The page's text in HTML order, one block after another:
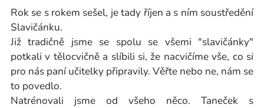
Rok se s rokem sešel, je tady říjen a s ním soustředění
Slavičánku.
Již tradičně jsme se spolu se všemi "slavičánky"
potkali v tělocvičně a slíbili si, že nacvičíme vše, co si
pro nás paní učitelky připravily. Věřte nebo ne, nám se
to povedlo.
Natrénovali jsme od všeho něco. Taneček s